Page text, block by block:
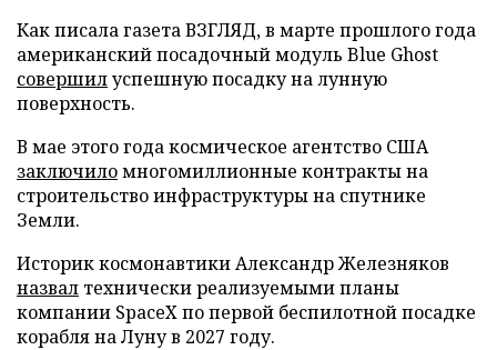
Как писала газета ВЗГЛЯД, в марте прошлого года
американский посадочный модуль Blue Ghost
совершилуспешную посадку на лунную
поверхность.
В мае этого года космическое агентство США
заключиломногомиллионные контракты на
строительство инфраструктуры на спутнике
Земли.
Историк космонавтики Александр Железняков
назвал технически реализуемыми планы
компании SpaceX по первой беспилотной посадке
корабля на Луну в 2027 году.